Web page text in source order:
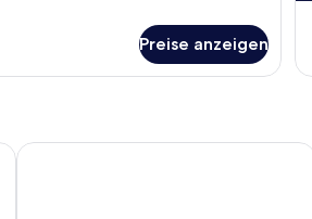
Preise anzeigen
1
Collection
Kempinski Hotel Corvinus Budapest